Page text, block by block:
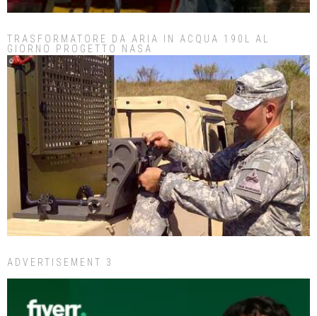
TRASFORMATORE DA ARIA IN ACQUA 190L AL
GIORNO PROGETTO NASA
ADVERTISEMENT 3